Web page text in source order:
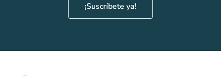
¡Suscríbete ya!